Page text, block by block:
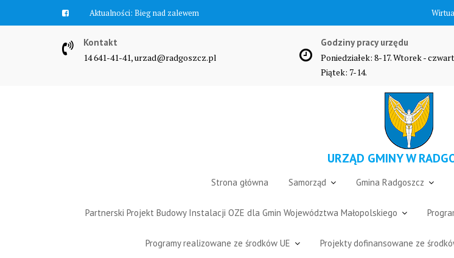
Aktualności: Zawyją syreny
Kontakt
14 641-41-41, urzad@radgoszcz.pl
Godziny pracy urzędu
Poniedziałek: 8-17. Wtorek -
Piątek: 7-14.
URZĄD GMINY W
Strona główna Samorząd Gmina Radgoszcz
Partnerski Projekt Budowy Instalacji OZE dla Gmin Województwa Małopolskiego
Programy realizowane ze środków UE Projekty dofinansowane ze